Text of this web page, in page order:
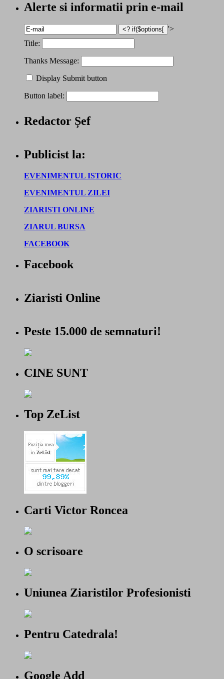
Alerte si informatii prin e-mail
'>
Title:
Thanks Message:
Display Submit button
Button label:
Redactor Șef
Publicist la:
EVENIMENTUL ISTORIC
EVENIMENTUL ZILEI
ZIARISTI ONLINE
ZIARUL BURSA
FACEBOOK
Facebook
Ziaristi Online
Peste 15.000 de semnaturi!
CINE SUNT
Top ZeList
Carti Victor Roncea
O scrisoare
Uniunea Ziaristilor Profesionisti
Pentru Catedrala!
Google Add